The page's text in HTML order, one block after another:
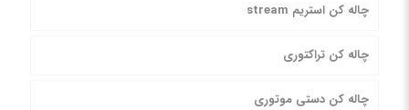
چاله کن استریم stream
چاله کن تراکتوری
چاله کن دستی موتوری